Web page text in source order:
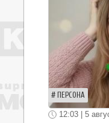
ПЕРСОНА
12:03 | 5